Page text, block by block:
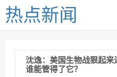
热点新闻
沈逸：美国生物战狠起
谁能管得了它？